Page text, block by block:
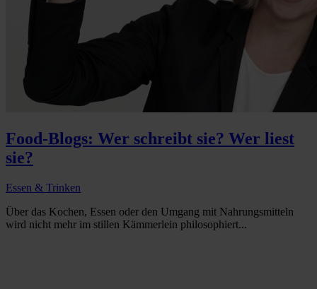
Food-Blogs: Wer schreibt sie? Wer liest
sie?
Essen & Trinken
Über das Kochen, Essen oder den Umgang mit Nahrungsmitteln
wird nicht mehr im stillen Kämmerlein philosophiert...